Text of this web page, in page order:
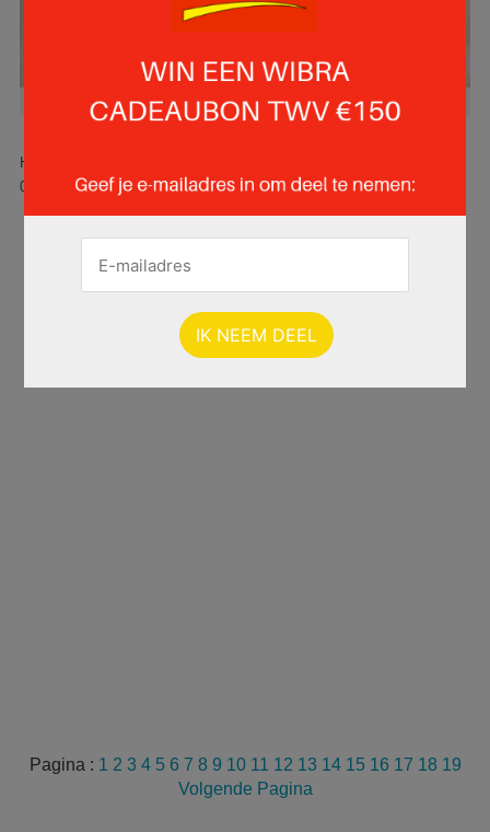
Hier is pagina 5 van 19 pagina's van de Wibra folder, geldig van
06.06.2025 tot 19.06.2025.
Pagina : 1 2 3 4 5 6 7 8 9 10 11 12 13 14 15 16 17 18 19
Volgende Pagina